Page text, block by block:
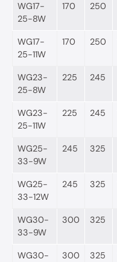
WG17-
25-8W
170 250
WG17-
25-11W
170 250
WG23-
25-8W
225 245
WG23-
25-11W
225 245
WG25-
33-9W
245 325
WG25-
33-12W
245 325
WG30-
33-9W
300 325
WG30-
300 325